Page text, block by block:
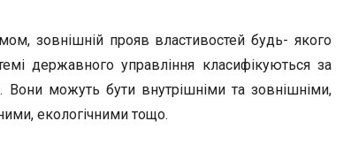
зовнішній прояв властивостей будь- якого
державного управління класифікуються за
можуть бути внутрішніми та зовнішніми,
екологічними тощо.